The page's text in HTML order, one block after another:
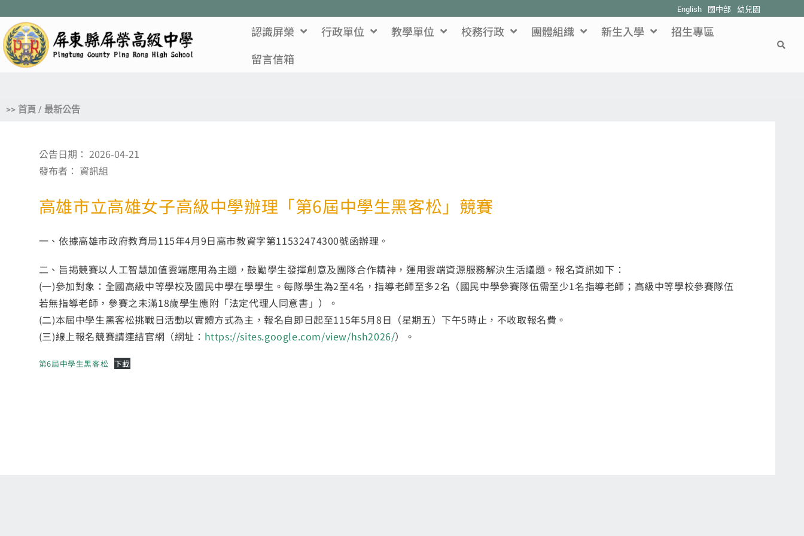
English 國中部 幼兒園
認識屏榮 行政單位 教學單位 校務行政 團體組織 新生入學
招生專區
留言信箱
>> 首頁 / 最新公告
公告日期： 2026-04-21
發布者： 資訊組
高雄市立高雄女子高級中學辦理「第6屆中學生黑客松」競賽
一、依據高雄市政府教育局115年4月9日高市教資字第11532474300號函辦理。
二、旨揭競賽以人工智慧加值雲端應用為主題，鼓勵學生發揮創意及團隊合作精神，運用雲端資源服務解決生活議題。報名資訊如下：
(一)參加對象：全國高級中等學校及國民中學在學學生。每隊學生為2至4名，指導老師至多2名（國民中學參賽隊伍需至少1名指導老師；高級中等學校參賽隊伍
若無指導老師，參賽之未滿18歲學生應附「法定代理人同意書」）。
(二)本屆中學生黑客松挑戰日活動以實體方式為主，報名自即日起至115年5月8日（星期五）下午5時止，不收取報名費。
(三)線上報名競賽請連結官網（網址： https://sites.google.com/view/hsh2026/）。
第6屆中學生黑客松 下載